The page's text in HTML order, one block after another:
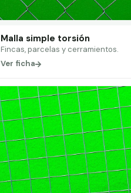
Malla simple torsión
Fincas, parcelas y cerramientos.
Ver ficha